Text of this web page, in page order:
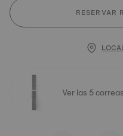
RESERVAR
Ver las 5